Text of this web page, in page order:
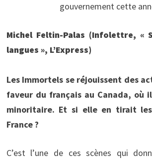
gouvernement cette
Michel Feltin-Palas (Infolettre, «
langues », L’Express)
Les Immortels se réjouissent des
faveur du français au Canada, où
minoritaire. Et si elle en tirait
France ?
C’est l’une de ces scènes qui